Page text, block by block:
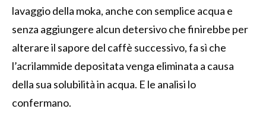
lavaggio della moka, anche con semplice acqua e
senza aggiungere alcun detersivo che finirebbe per
alterare il sapore del caffè successivo, fa sì che
l’acrilammide depositata venga eliminata a causa
della sua solubilità in acqua. E le analisi lo
confermano.